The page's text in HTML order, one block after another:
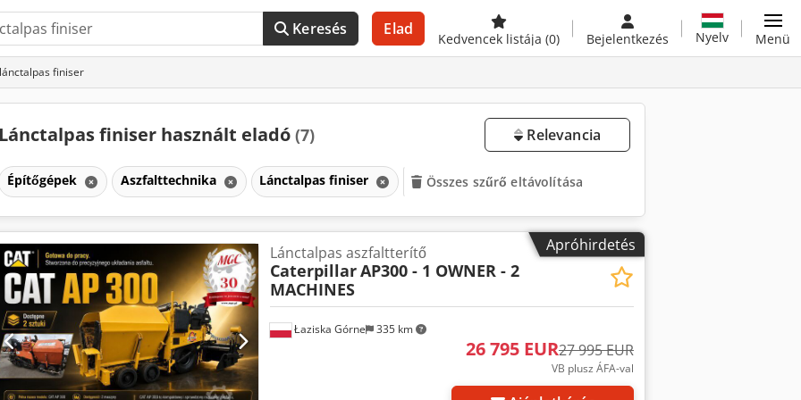
Keresés Elad
Kedvencek listája (0) Bejelentkezés Nyelv Menü
finiser
Lánctalpas finiser használt eladó (7) Relevancia
Építőgépek Aszfalttechnika Lánctalpas finiser Összes szűrő eltávolítása
Apróhirdetés
Łaziska Górne 335 km
Lánctalpas aszfaltterítő
CaterpillarAP300 - 1 OWNER - 2
MACHINES
26 795 EUR27 995 EUR
VB plusz ÁFA-val